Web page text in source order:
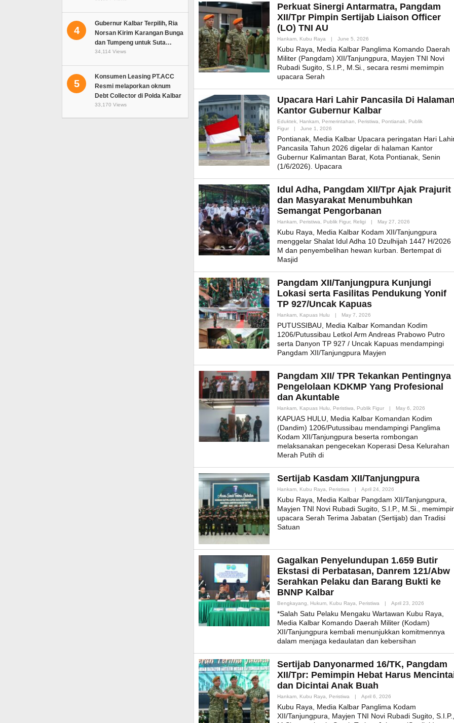
4
Gubernur Kalbar Terpilih, Ria
Norsan Kirim Karangan Bunga
dan Tumpeng untuk Suta…
34,114 Views
5
Konsumen Leasing PT.ACC
Resmi melaporkan oknum
Debt Collector di Polda Kalbar
33,170 Views
Perkuat Sinergi Antarmatra, Pangdam
XII/Tpr Pimpin Sertijab Liaison Officer
(LO) TNI AU
Hankam, Kubu Raya | June 5, 2026
Kubu Raya, Media Kalbar Panglima Komando Daerah
Militer (Pangdam) XII/Tanjungpura, Mayjen TNI Novi
Rubadi Sugito, S.I.P., M.Si., secara resmi memimpin
upacara Serah
Upacara Hari Lahir Pancasila Di
Kantor Gubernur Kalbar
Eduktek, Hankam, Pemerintahan, Peristiwa, Pontianak, Publik
Figur
| June 1, 2026
Pontianak, Media Kalbar Upacara peringatan Hari
Pancasila Tahun 2026 digelar di halaman Kantor
Gubernur Kalimantan Barat, Kota Pontianak, Senin
(1/6/2026). Upacara
Idul Adha, Pangdam XII/Tpr Ajak Prajurit
dan Masyarakat Menumbuhkan
Semangat Pengorbanan
Hankam, Peristiwa, Publik Figur, Religi | May 27, 2026
Kubu Raya, Media Kalbar Kodam XII/Tanjungpura
menggelar Shalat Idul Adha 10 Dzulhijah 1447 H/2026
M dan penyembelihan hewan kurban. Bertempat di
Masjid
Pangdam XII/Tanjungpura Kunjungi
Lokasi serta Fasilitas Pendukung Yonif
TP 927/Uncak Kapuas
Hankam, Kapuas Hulu | May 7, 2026
PUTUSSIBAU, Media Kalbar Komandan Kodim
1206/Putussibau Letkol Arm Andreas Prabowo Putro
serta Danyon TP 927 / Uncak Kapuas mendampingi
Pangdam XII/Tanjungpura Mayjen
Pangdam XII/ TPR Tekankan Pentingnya
Pengelolaan KDKMP Yang Profesional
dan Akuntable
Hankam, Kapuas Hulu, Peristiwa, Publik Figur | May 6, 2026
KAPUAS HULU, Media Kalbar Komandan Kodim
(Dandim) 1206/Putussibau mendampingi Panglima
Kodam XII/Tanjungpura beserta rombongan
melaksanakan pengecekan Koperasi Desa Kelurahan
Merah Putih di
Sertijab Kasdam XII/Tanjungpura
Hankam, Kubu Raya, Peristiwa | April 24, 2026
Kubu Raya, Media Kalbar Pangdam XII/Tanjungpura,
Mayjen TNI Novi Rubadi Sugito, S.I.P., M.Si.,
upacara Serah Terima Jabatan (Sertijab) dan Tradisi
Satuan
Gagalkan Penyelundupan 1.659 Butir
Ekstasi di Perbatasan, Danrem 121/Abw
Serahkan Pelaku dan Barang Bukti ke
BNNP Kalbar
Bengkayang, Hukum, Kubu Raya, Peristiwa | April 23, 2026
*Salah Satu Pelaku Mengaku Wartawan Kubu Raya,
Media Kalbar Komando Daerah Militer (Kodam)
XII/Tanjungpura kembali menunjukkan komitmennya
dalam menjaga kedaulatan dan kebersihan
Sertijab Danyonarmed 16/TK, Pangdam
XII/Tpr: Pemimpin Hebat Harus
dan Dicintai Anak Buah
Hankam, Kubu Raya, Peristiwa | April 6, 2026
Kubu Raya, Media Kalbar Panglima Kodam
XII/Tanjungpura, Mayjen TNI Novi Rubadi Sugito, S.I.P.,